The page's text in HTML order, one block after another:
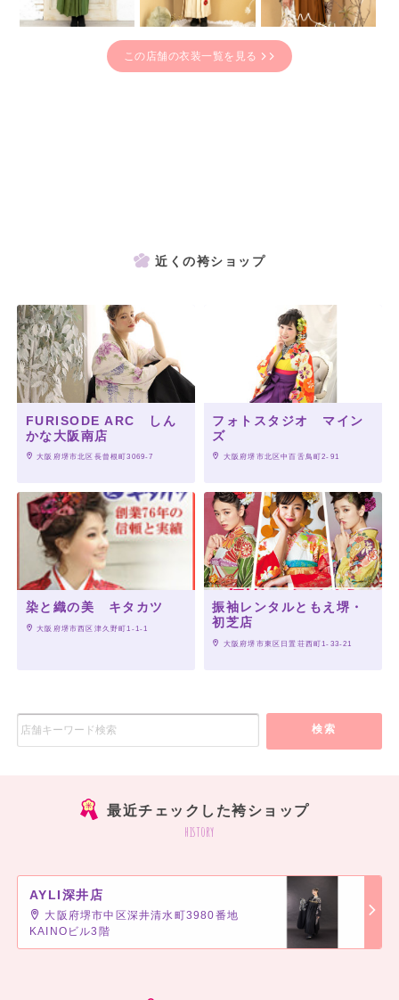
この店舗の衣装一覧を見る
近くの袴ショップ
FURISODE ARC しん
かな大阪南店
大阪府堺市北区長曾根町3069-7
フォトスタジオ マイン
ズ
大阪府堺市北区中百舌鳥町2-91
染と織の美 キタカツ
大阪府堺市西区津久野町1-1-1
振袖レンタルともえ堺・
初芝店
大阪府堺市東区日置荘西町1-33-21
検索
最近チェックした袴ショップ
history
AYLI深井店
大阪府堺市中区深井清水町3980番地
KAINOビル3階